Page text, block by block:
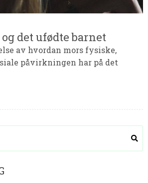
det ufødte barnet
av hvordan mors fysiske,
påvirkningen har på det